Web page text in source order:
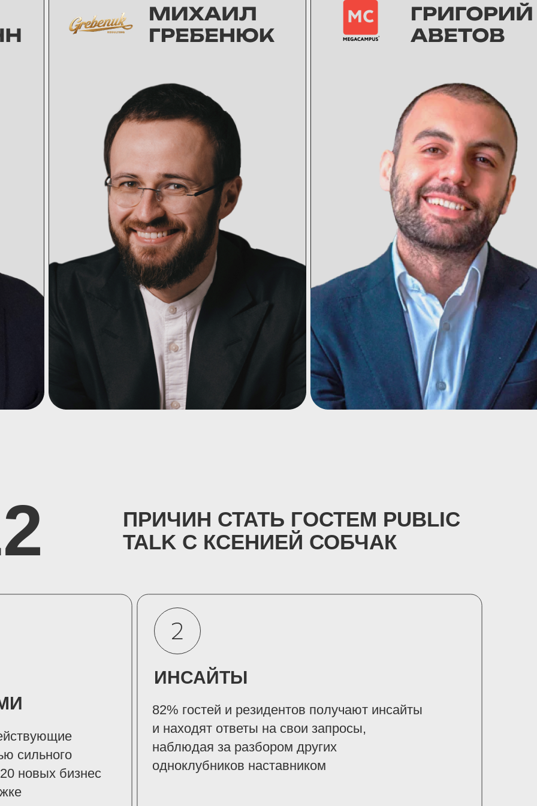
ПРИЧИН СТАТЬ ГОСТЕМ PUBLIC
TALK С КСЕНИЕЙ СОБЧАК
сильного
новых бизнес
ИНСАЙТЫ
82% гостей и резидентов получают инсайты
и находят ответы на свои запросы,
наблюдая за разбором других
одноклубников наставником